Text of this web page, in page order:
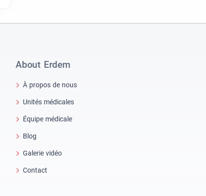
About Erdem
À propos de nous
Unités médicales
Équipe médicale
Blog
Galerie vidéo
Contact